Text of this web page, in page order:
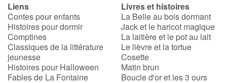
Liens
Contes pour enfants
Histoires pour dormir
Comptines
Classiques de la littérature
jeunesse
Histoires pour Halloween
Fables de La Fontaine
Livres et histoires
La Belle au bois dormant
Jack et le haricot magique
La laitière et le pot au lait
Le lièvre et la tortue
Cosette
Matin brun
Boucle d'or et les 3 ours